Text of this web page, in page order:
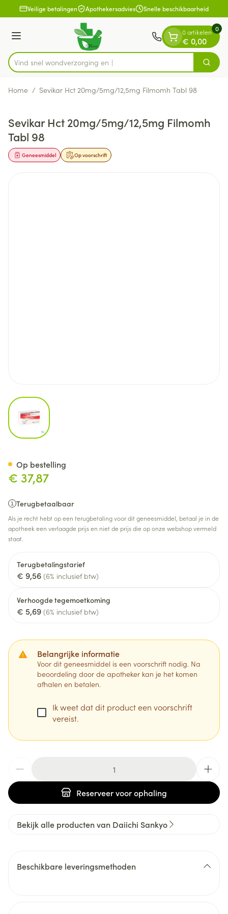
Ga naar de inhoud
1 van 1Veilige betalingen Apothekersadvies Snelle beschikbaarheid
Menu
Product, merk, categorie...
Vind snel wondverz Zoek
0 artikelen
€ 0,00
0
Home / Sevikar Hct 20mg/5mg/12,5mg Filmomh Tabl 98
Sevikar Hct 20mg/5mg/12,5mg Filmomh
Tabl 98
Op voorschrift
Geneesmiddel
View larger image
€ 37,87
Terugbetaalbaar
Als je recht hebt op een terugbetaling voor dit geneesmiddel, betaal je in de
apotheek een verlaagde prijs en niet de prijs die op onze webshop vermeld
staat.
Terugbetalingstarief
€ 9,56 (6% inclusief btw)
Verhoogde tegemoetkoming
€ 5,69 (6% inclusief btw)
Belangrijke informatie
Voor dit geneesmiddel is een voorschrift nodig. Na
beoordeling door de apotheker kan je het komen
afhalen en betalen.
Ik weet dat dit product een voorschrift
vereist.
Reserveervoor ophaling
Op bestelling
Bekijk alle producten van Daiichi Sankyo
Beschikbare leveringsmethoden